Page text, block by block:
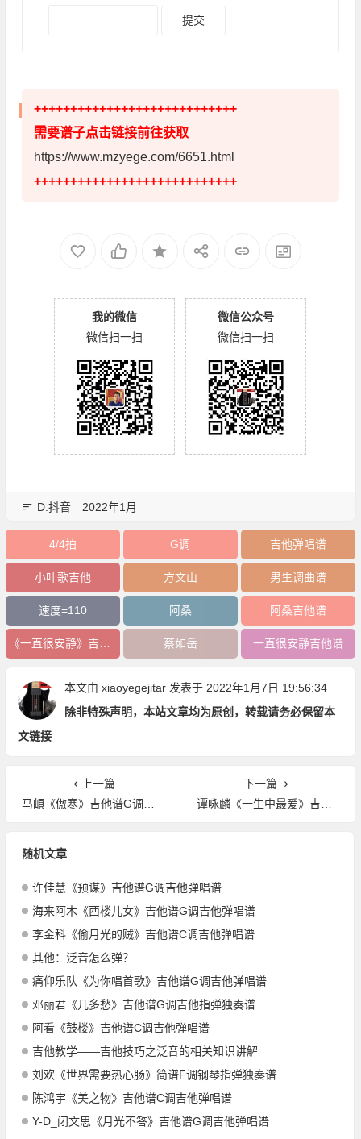
++++++++++++++++++++++++++++
需要谱子点击链接前往获取
https://www.mzyege.com/6651.html
++++++++++++++++++++++++++++
我的微信
微信扫一扫
微信公众号
微信扫一扫
D.抖音 2022年1月
4/4拍 G调 吉他弹唱谱
小叶歌吉他 方文山 男生调曲谱
速度=110 阿桑 阿桑吉他谱
蔡如岳 一直很安静吉他谱
本文由 xiaoyegejitar发表于 2022年1月7日 19:56:34
除非特殊声明，本站文章均为原创，转载请务必保留本
文链接
上一篇
马頔《傲寒》吉他谱G调吉他弹唱谱
下一篇
谭咏麟《一生中最爱》吉他谱C调吉他弹唱谱
随机文章
许佳慧《预谋》吉他谱G调吉他弹唱谱
海来阿木《西楼儿女》吉他谱G调吉他弹唱谱
李金科《偷月光的贼》吉他谱C调吉他弹唱谱
其他：泛音怎么弹？
痛仰乐队《为你唱首歌》吉他谱G调吉他弹唱谱
邓丽君《几多愁》吉他谱G调吉他指弹独奏谱
阿看《鼓楼》吉他谱C调吉他弹唱谱
吉他教学——吉他技巧之泛音的相关知识讲解
刘欢《世界需要热心肠》简谱F调钢琴指弹独奏谱
陈鸿宇《美之物》吉他谱C调吉他弹唱谱
Y-D_闭文思《月光不答》吉他谱G调吉他弹唱谱